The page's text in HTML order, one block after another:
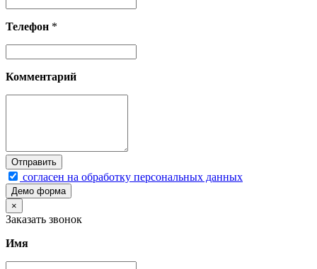
Телефон *
Комментарий
согласен на обработку персональных данных
Демо форма
×
Заказать звонок
Имя